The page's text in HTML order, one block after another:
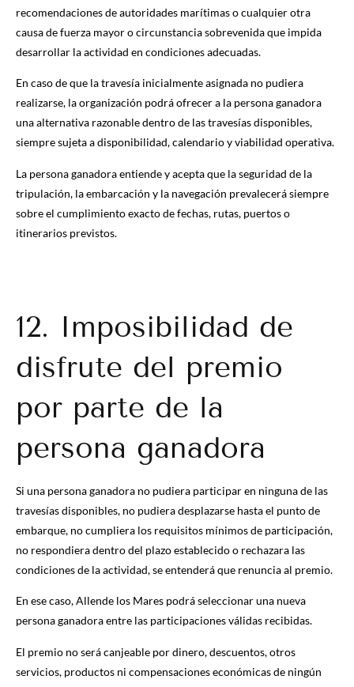
recomendaciones de autoridades marítimas o cualquier otra
causa de fuerza mayor o circunstancia sobrevenida que impida
desarrollar la actividad en condiciones adecuadas.
En caso de que la travesía inicialmente asignada no pudiera
realizarse, la organización podrá ofrecer a la persona ganadora
una alternativa razonable dentro de las travesías disponibles,
siempre sujeta a disponibilidad, calendario y viabilidad operativa.
La persona ganadora entiende y acepta que la seguridad de la
tripulación, la embarcación y la navegación prevalecerá siempre
sobre el cumplimiento exacto de fechas, rutas, puertos o
itinerarios previstos.
12. Imposibilidad de
disfrute del premio
por parte de la
persona ganadora
Si una persona ganadora no pudiera participar en ninguna de las
travesías disponibles, no pudiera desplazarse hasta el punto de
embarque, no cumpliera los requisitos mínimos de participación,
no respondiera dentro del plazo establecido o rechazara las
condiciones de la actividad, se entenderá que renuncia al premio.
En ese caso, Allende los Mares podrá seleccionar una nueva
persona ganadora entre las participaciones válidas recibidas.
El premio no será canjeable por dinero, descuentos, otros
servicios, productos ni compensaciones económicas de ningún